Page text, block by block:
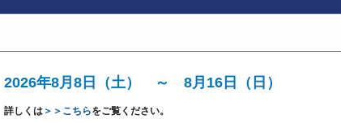
2026年8月8日（土） ～ 8月16日（日）
詳しくは＞＞こちらをご覧ください。